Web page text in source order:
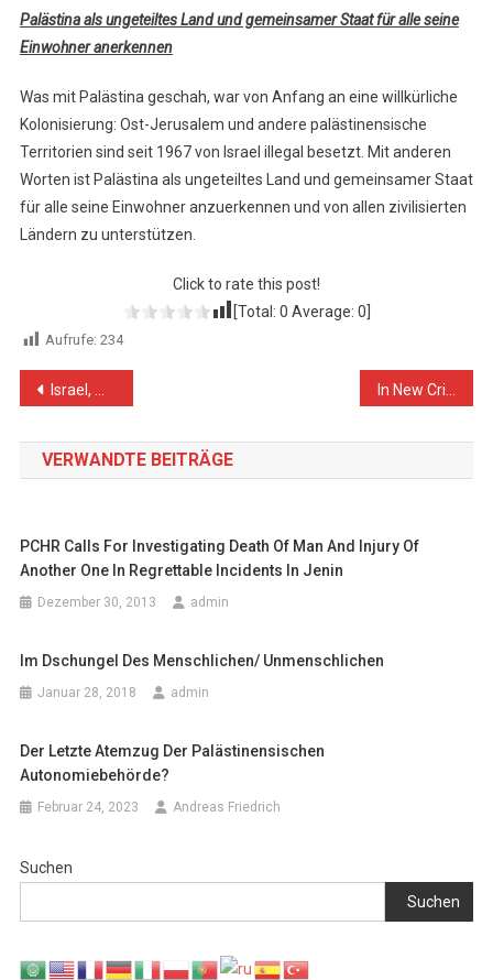
Palästina als ungeteiltes Land und gemeinsamer Staat für alle seine
Einwohner anerkennen
Was mit Palästina geschah, war von Anfang an eine willkürliche
Kolonisierung: Ost-Jerusalem und andere palästinensische
Territorien sind seit 1967 von Israel illegal besetzt. Mit anderen
Worten ist Palästina als ungeteiltes Land und gemeinsamer Staat
für alle seine Einwohner anzuerkennen und von allen zivilisierten
Ländern zu unterstützen.
Click to rate this post!
[Total: 0 Average: 0
Aufrufe: 234
Beitragsnavigation
Israel, Moshe Dayan: „Alle unsere Siedlungen sind auf den Trümmern arabischer Dörfer erbaut, …“ In New Crime of Excessive Use of Force, Israeli Forces Kill 4 Palestinians, including 2 Civilians, and Wound 259 Others, including 32 Children and 4 Women, in Gaza Strip and West Bank
VERWANDTE BEITRÄGE
PCHR Calls For Investigating Death Of Man And Injury Of
Another One In Regrettable Incidents In Jenin
Dezember 30, 2013 admin
Im Dschungel Des Menschlichen/ Unmenschlichen
Januar 28, 2018 admin
Der Letzte Atemzug Der Palästinensischen
Autonomiebehörde?
Februar 24, 2023 Andreas Friedrich
Suchen
Suchen